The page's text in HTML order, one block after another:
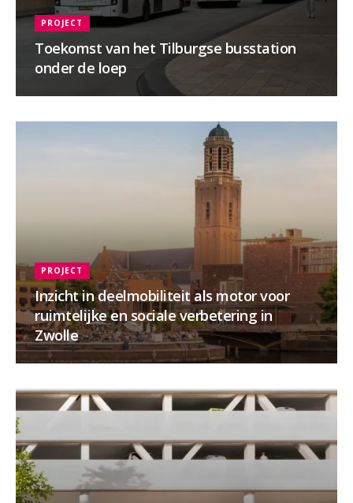
Toekomst van het Tilburgse busstation
onder de loep
PROJECT
Inzicht in deelmobiliteit als motor voor
ruimtelijke en sociale verbetering in
Zwolle
PROJECT